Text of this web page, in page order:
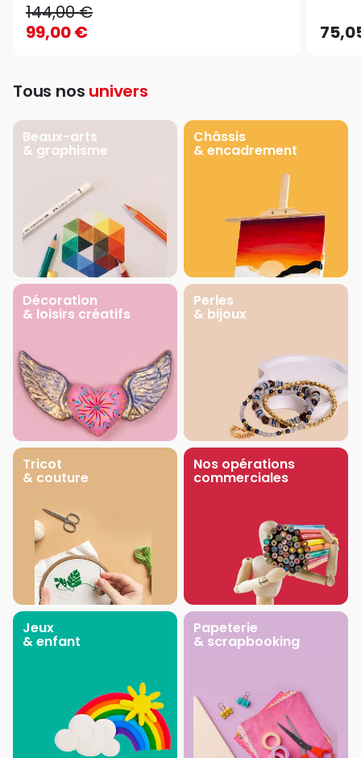
144,00 €
99,00 €
Tous nos univers
Beaux-arts
& graphisme
Châssis
& encadrement
Décoration
& loisirs créatifs
Perles
& bijoux
Tricot
& couture
Nos opérations
commerciales
Jeux
& enfant
Papeterie
& scrapbooking